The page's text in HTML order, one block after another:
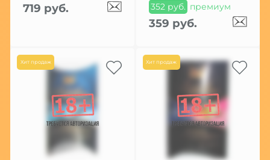
719 руб. 352 руб. премиум
359 руб.
Хит продаж Хит продаж